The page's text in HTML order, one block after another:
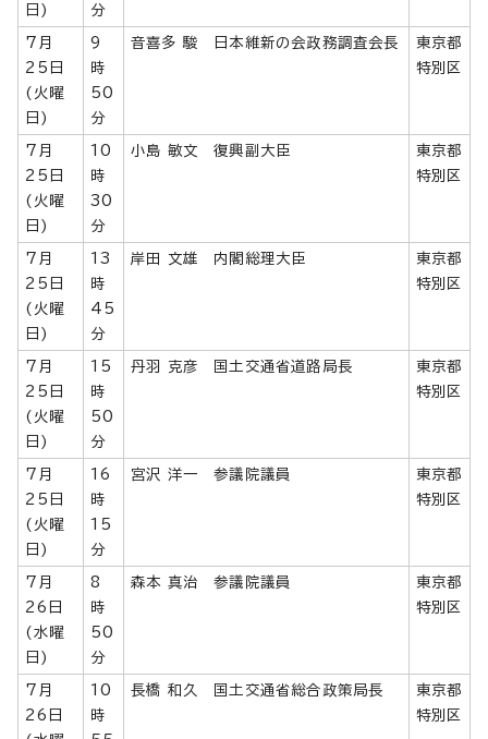
日)
分
7月
25日
(火曜
日)
9
時
50
分
音喜多 駿 日本維新の会政務調査会長
東京都
特別区
7月
25日
(火曜
日)
10
時
30
分
小島 敏文 復興副大臣
東京都
特別区
7月
25日
(火曜
日)
13
時
45
分
岸田 文雄 内閣総理大臣
東京都
特別区
7月
25日
(火曜
日)
15
時
50
分
丹羽 克彦 国土交通省道路局長
東京都
特別区
7月
25日
(火曜
日)
16
時
15
分
宮沢 洋一 参議院議員
東京都
特別区
7月
26日
(水曜
日)
8
時
50
分
森本 真治 参議院議員
東京都
特別区
7月
26日
10
時
長橋 和久 国土交通省総合政策局長
東京都
特別区